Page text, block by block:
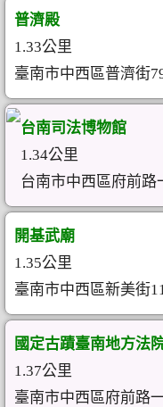
普濟殿
1.33公里
臺南市中西區普濟街
台南司法博物館
1.34公里
台南市中西區府前路
開基武廟
1.35公里
臺南市中西區新美街
國定古蹟臺南地方法
1.37公里
臺南市中西區府前路